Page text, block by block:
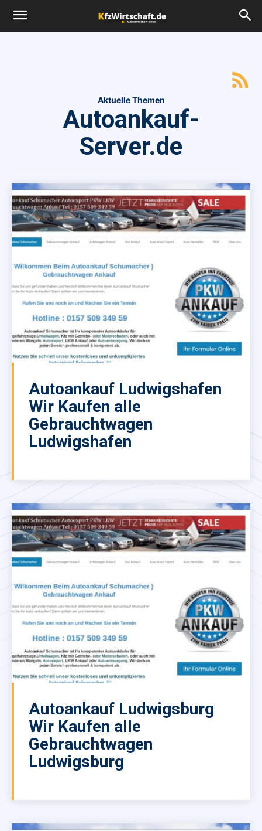
Aktuelle Themen
Autoankauf-
Server.de
Autoankauf Ludwigshafen
Wir Kaufen alle
Gebrauchtwagen
Ludwigshafen
Autoankauf Ludwigsburg
Wir Kaufen alle
Gebrauchtwagen
Ludwigsburg